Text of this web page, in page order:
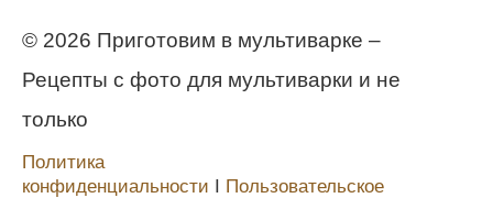
© 2026 Приготовим в мультиварке –
Рецепты с фото для мультиварки и не
только
Политика
конфиденциальности Ι Пользовательское